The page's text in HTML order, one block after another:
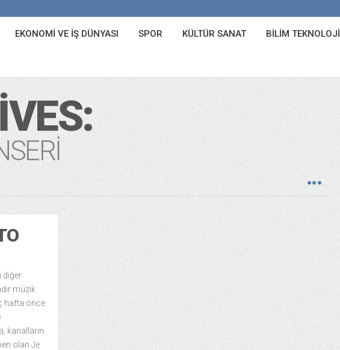
EKONOMI VE İŞ DÜNYASI SPOR KÜLTÜR SANAT BILIM TEKNOLOJI
diğer
müzik
hafta önce
kanalların
olan Je